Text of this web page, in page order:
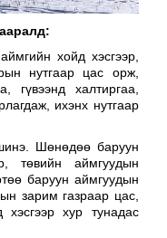
хойд хэсгээр,
нутгаар цас орж,
халтиргаа,
ихэнх нутгаар
Шөнөдөө баруун
төвийн аймгуудын
баруун аймгуудын
зарим газраар цас,
хур тунадас